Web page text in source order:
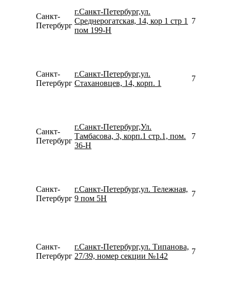
Санкт-
Петербург
г.Санкт-Петербург,ул.
Среднерогатская, 14, кор 1 стр 1
пом 199-Н
Санкт-
Петербург
г.Санкт-Петербург,ул.
Стахановцев, 14, корп. 1
Санкт-
Петербург
г.Санкт-Петербург,Ул.
Тамбасова, 3, корп.1 стр.1, пом.
36-Н
Санкт-
Петербург
г.Санкт-Петербург,ул. Тележная,
9 пом 5Н
Санкт-
Петербург
г.Санкт-Петербург,ул. Типанова,
27/39, номер секции №142